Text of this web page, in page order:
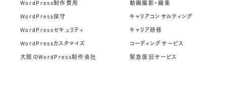
WordPress制作費用
WordPress保守
WordPressセキュリティ
WordPressカスタマイズ
大阪のWordPress制作会社
動画撮影・編集
キャリアコンサルティング
キャリア研修
コーディングサービス
緊急復旧サービス